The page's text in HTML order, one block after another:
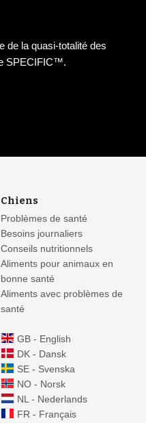
de la quasi-totalité des
SPECIFIC™.
Chiens
Problèmes de santé
Besoins journaliers
Conseils nutritionnels
Aliments pour animaux en
bonne santé
Aliments avec problèmes de
santé
GB - English
DK - Dansk
SE - Svenska
NO - Norsk
NL - Nederlands
FR - Français